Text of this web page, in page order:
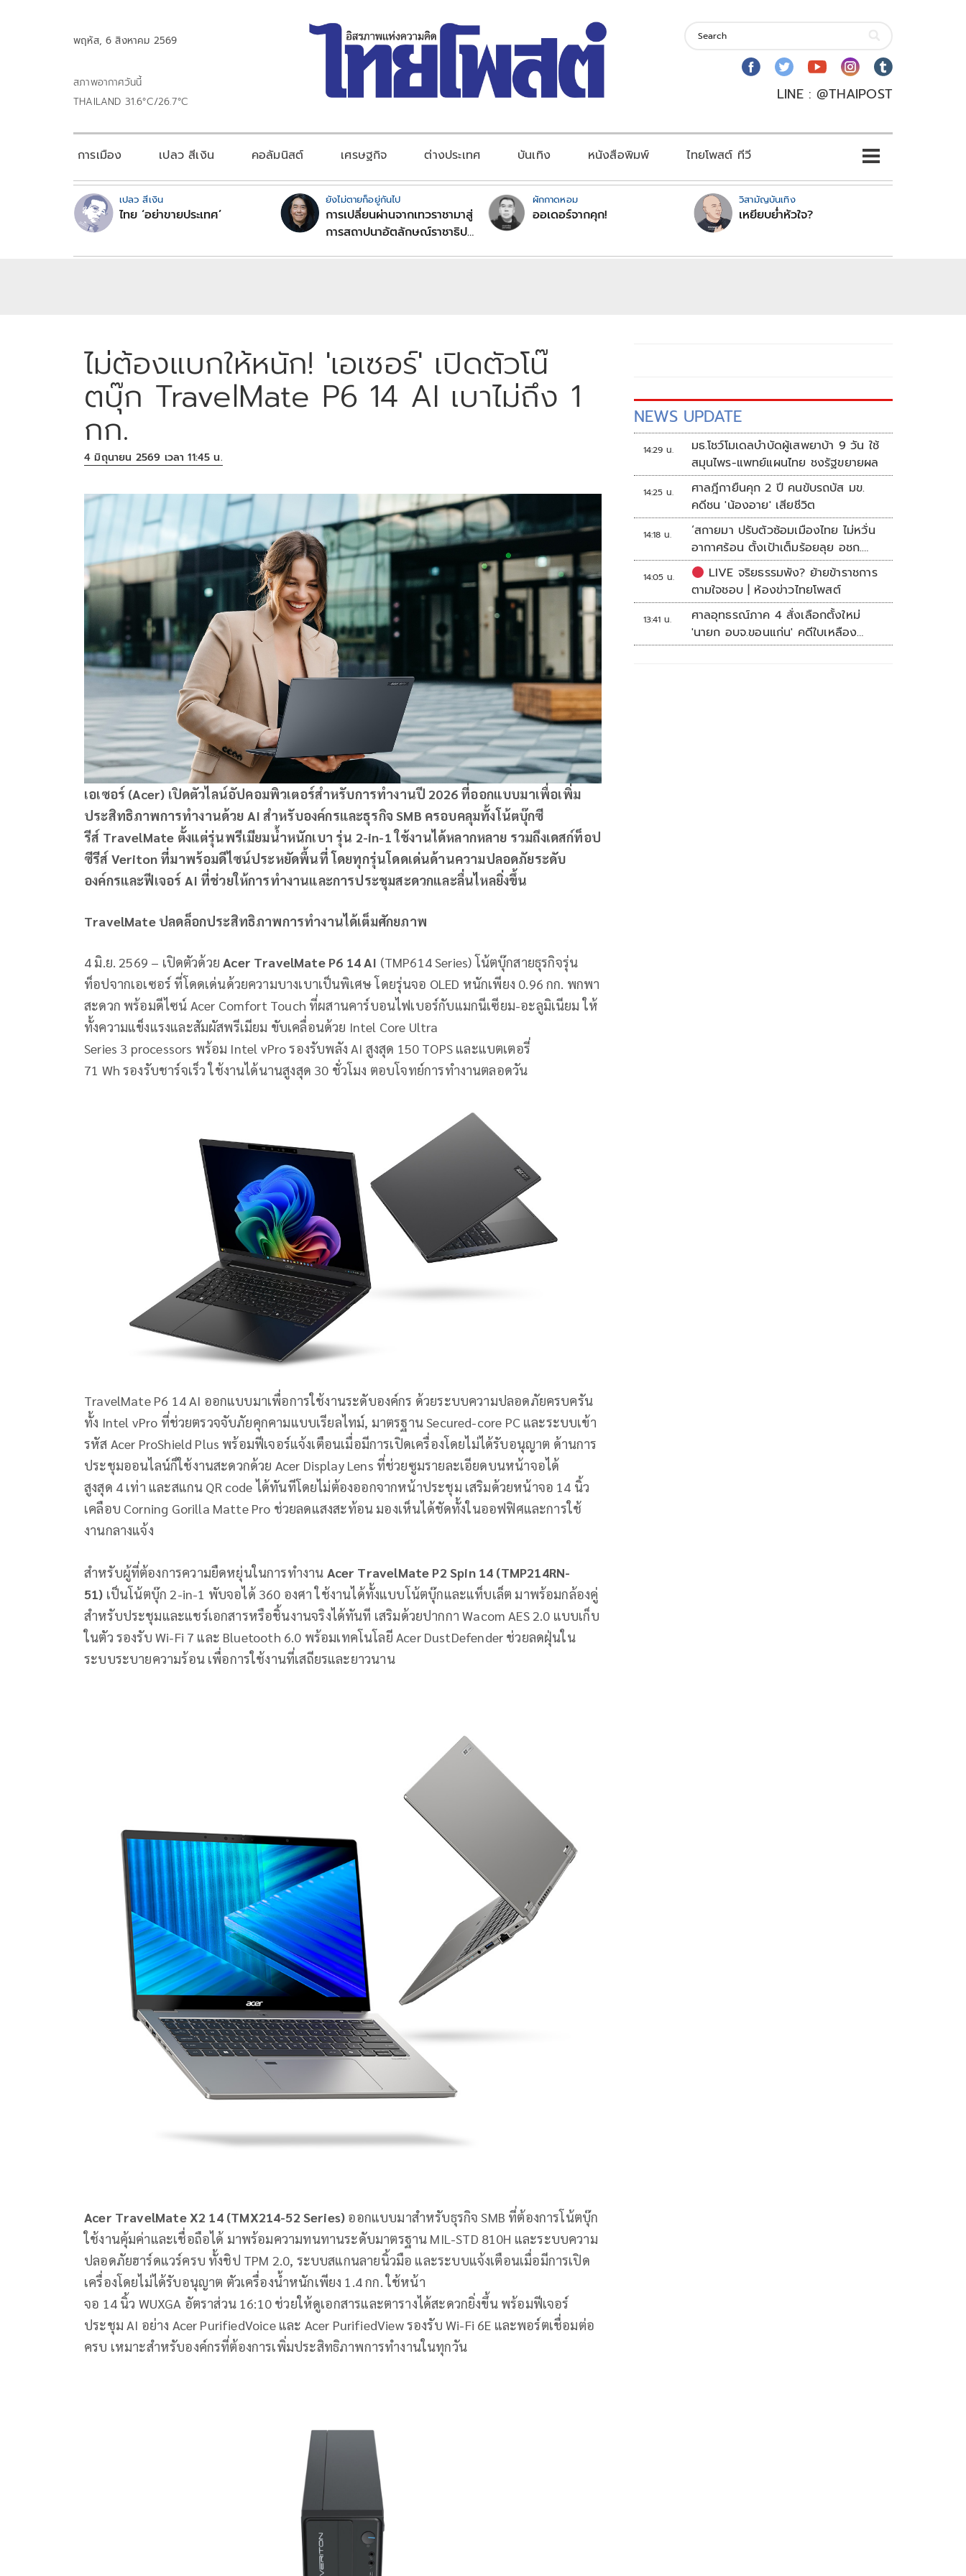
พฤหัส, 6 สิงหาคม 2569
สภาพอากาศวันนี้
THAILAND 31.6°C/26.7°C
LINE : @THAIPOST
การเมือง เปลว สีเงิน คอลัมนิสต์ เศรษฐกิจ ต่างประเทศ บันเทิง หนังสือพิมพ์ ไทยโพสต์ ทีวี
เปลว สีเงิน
ไทย ‘อย่าขายประเทศ’
ยังไม่ตายก็อยู่กันไป
การเปลี่ยนผ่านจากเทวราชามาสู่
การสถาปนาอัตลักษณ์ราชาธิป
ผักกาดหอม
ออเดอร์จากคุก!
วิสามัญบันเทิง
เหยียบย่ำหัวใจ?
ไม่ต้องแบกให้หนัก! 'เอเซอร์' เปิดตัวโน๊
ตบุ๊ก TravelMate P6 14 AI เบาไม่ถึง 1
กก.
4 มิถุนายน 2569 เวลา 11:45 น.
เอเซอร์ (Acer) เปิดตัวไลน์อัปคอมพิวเตอร์สำหรับการทำงานปี 2026 ที่ออกแบบมาเพื่อเพิ่ม
ประสิทธิภาพการทำงานด้วย AI สำหรับองค์กรและธุรกิจ SMB ครอบคลุมทั้งโน้ตบุ๊กซี
รีส์ TravelMate ตั้งแต่รุ่นพรีเมียมน้ำหนักเบา รุ่น 2-in-1 ใช้งานได้หลากหลาย รวมถึงเดสก์ท็อป
ซีรีส์ Veriton ที่มาพร้อมดีไซน์ประหยัดพื้นที่ โดยทุกรุ่นโดดเด่นด้านความปลอดภัยระดับ
องค์กรและฟีเจอร์ AI ที่ช่วยให้การทำงานและการประชุมสะดวกและลื่นไหลยิ่งขึ้น
TravelMate ปลดล็อกประสิทธิภาพการทำงานได้เต็มศักยภาพ
4 มิ.ย. 2569 – เปิดตัวด้วยAcer TravelMate P6 14 AI (TMP614 Series) โน้ตบุ๊กสายธุรกิจรุ่น
ท็อปจากเอเซอร์ ที่โดดเด่นด้วยความบางเบาเป็นพิเศษ โดยรุ่นจอ OLED หนักเพียง 0.96 กก. พกพา
สะดวก พร้อมดีไซน์ Acer Comfort Touch ที่ผสานคาร์บอนไฟเบอร์กับแมกนีเซียม-อะลูมิเนียม ให้
ทั้งความแข็งแรงและสัมผัสพรีเมียม ขับเคลื่อนด้วย Intel Core Ultra
Series 3 processors พร้อม Intel vPro รองรับพลัง AI สูงสุด 150 TOPS และแบตเตอรี่
71 Wh รองรับชาร์จเร็ว ใช้งานได้นานสูงสุด 30 ชั่วโมง ตอบโจทย์การทำงานตลอดวัน
TravelMate P6 14 AI ออกแบบมาเพื่อการใช้งานระดับองค์กร ด้วยระบบความปลอดภัยครบครัน
ทั้ง Intel vPro ที่ช่วยตรวจจับภัยคุกคามแบบเรียลไทม์, มาตรฐาน Secured-core PC และระบบเข้า
รหัส Acer ProShield Plus พร้อมฟีเจอร์แจ้งเตือนเมื่อมีการเปิดเครื่องโดยไม่ได้รับอนุญาต ด้านการ
ประชุมออนไลน์ก็ใช้งานสะดวกด้วย Acer Display Lens ที่ช่วยซูมรายละเอียดบนหน้าจอได้
สูงสุด 4 เท่า และสแกน QR code ได้ทันทีโดยไม่ต้องออกจากหน้าประชุม เสริมด้วยหน้าจอ 14 นิ้ว
เคลือบ Corning Gorilla Matte Pro ช่วยลดแสงสะท้อน มองเห็นได้ชัดทั้งในออฟฟิศและการใช้
งานกลางแจ้ง
สำหรับผู้ที่ต้องการความยืดหยุ่นในการทำงาน Acer TravelMate P2 Spin 14 (TMP214RN-
51) เป็นโน้ตบุ๊ก 2-in-1 พับจอได้ 360 องศา ใช้งานได้ทั้งแบบโน้ตบุ๊กและแท็บเล็ต มาพร้อมกล้องคู่
สำหรับประชุมและแชร์เอกสารหรือชิ้นงานจริงได้ทันที เสริมด้วยปากกา Wacom AES 2.0 แบบเก็บ
ในตัว รองรับ Wi-Fi 7 และ Bluetooth 6.0 พร้อมเทคโนโลยี Acer DustDefender ช่วยลดฝุ่นใน
ระบบระบายความร้อน เพื่อการใช้งานที่เสถียรและยาวนาน
Acer TravelMate X2 14 (TMX214-52 Series) ออกแบบมาสำหรับธุรกิจ SMB ที่ต้องการโน้ตบุ๊ก
ใช้งานคุ้มค่าและเชื่อถือได้ มาพร้อมความทนทานระดับมาตรฐาน MIL-STD 810H และระบบความ
ปลอดภัยฮาร์ดแวร์ครบ ทั้งชิป TPM 2.0, ระบบสแกนลายนิ้วมือ และระบบแจ้งเตือนเมื่อมีการเปิด
เครื่องโดยไม่ได้รับอนุญาต ตัวเครื่องน้ำหนักเพียง 1.4 กก. ใช้หน้า
จอ 14 นิ้ว WUXGA อัตราส่วน 16:10 ช่วยให้ดูเอกสารและตารางได้สะดวกยิ่งขึ้น พร้อมฟีเจอร์
ประชุม AI อย่าง Acer PurifiedVoice และ Acer PurifiedView รองรับ Wi-Fi 6E และพอร์ตเชื่อมต่อ
ครบ เหมาะสำหรับองค์กรที่ต้องการเพิ่มประสิทธิภาพการทำงานในทุกวัน
NEWS UPDATE
14:29 น.
มธ.โชว์โมเดลบำบัดผู้เสพยาบ้า 9 วัน ใช้
สมุนไพร-แพทย์แผนไทย ชงรัฐขยายผล
14:25 น.
ศาลฎีกายืนคุก 2 ปี คนขับรถบัส มข.
คดีชน 'น้องอาย' เสียชีวิต
14:18 น.
‘สกายมา ปรับตัวซ้อมเมืองไทย ไม่หวั่น
อากาศร้อน ตั้งเป้าเต็มร้อยลุย อชก.
2026
14:05 น.
LIVE จริยธรรมพัง? ย้ายข้าราชการ
ตามใจชอบ | ห้องข่าวไทยโพสต์
13:41 น.
ศาลอุทธรณ์ภาค 4 สั่งเลือกตั้งใหม่
'นายก อบจ.ขอนแก่น' คดีใบเหลือง
'วัฒนา ช่างเหลา'